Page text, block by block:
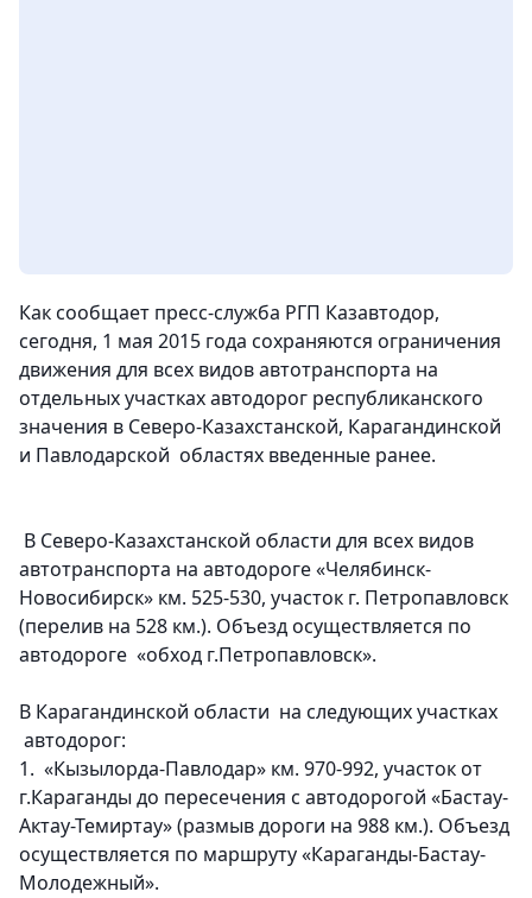
Как сообщает пресс-служба РГП Казавтодор,
сегодня, 1 мая 2015 года сохраняются ограничения
движения для всех видов автотранспорта на
отдельных участках автодорог республиканского
значения в Северо-Казахстанской, Карагандинской
и Павлодарской областях введенные ранее.
В Северо-Казахстанской области для всех видов
автотранспорта на автодороге «Челябинск-
Новосибирск» км. 525-530, участок г. Петропавловск
(перелив на 528 км.). Объезд осуществляется по
автодороге «обход г.Петропавловск».
В Карагандинской области на следующих участках
автодорог:
1. «Кызылорда-Павлодар» км. 970-992, участок от
г.Караганды до пересечения с автодорогой «Бастау-
Актау-Темиртау» (размыв дороги на 988 км.). Объезд
осуществляется по маршруту «Караганды-Бастау-
Молодежный».